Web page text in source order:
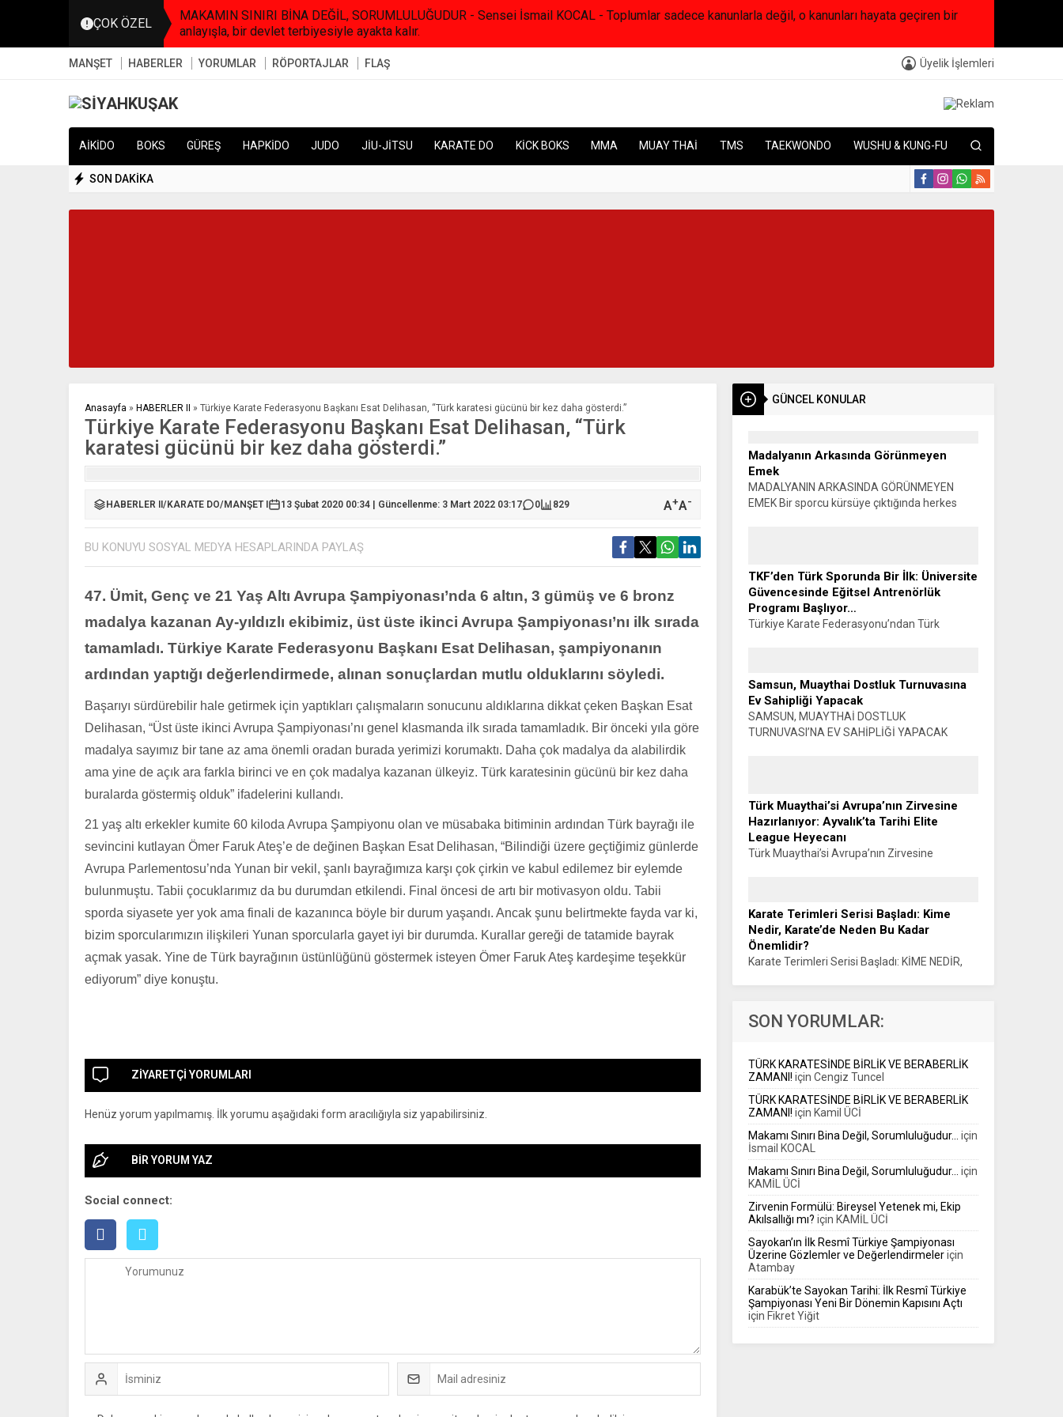
ÇOK ÖZEL
MAKAMIN SINIRI BİNA DEĞİL, SORUMLULUĞUDUR - Sensei İsmail KOCAL - Toplumlar sadece kanunlarla değil, o kanunları hayata geçiren bir
anlayışla, bir devlet terbiyesiyle ayakta kalır.
MANŞET HABERLER YORUMLAR RÖPORTAJLAR FLAŞ Üyelik İşlemleri
AİKİDO BOKS GÜREŞ HAPKİDO JUDO JİU-JİTSU KARATE DO KİCK BOKS MMA MUAY THAİ TMS TAEKWONDO WUSHU & KUNG-FU
SON DAKİKA
GÜNCEL KONULAR
Madalyanın Arkasında Görünmeyen
Emek
MADALYANIN ARKASINDA GÖRÜNMEYEN
EMEK Bir sporcu kürsüye çıktığında herkes
TKF’den Türk Sporunda Bir İlk: Üniversite
Güvencesinde Eğitsel Antrenörlük
Programı Başlıyor…
Türkiye Karate Federasyonu’ndan Türk
SİYAHKUŞAK Türkiye Karate Federasyonu ile
Manisa Celal Bayar...
Samsun, Muaythai Dostluk Turnuvasına
Ev Sahipliği Yapacak
SAMSUN, MUAYTHAİ DOSTLUK
TURNUVASI’NA EV SAHİPLİĞİ YAPACAK
Türk Muaythai’si Avrupa’nın Zirvesine
Hazırlanıyor: Ayvalık’ta Tarihi Elite
League Heyecanı
Türk Muaythai’si Avrupa’nın Zirvesine
organizasyonlardaki yükselişini Avrupa’nın en
prestijli organizasyonlarından biriyle
sürdürüyor....
Karate Terimleri Serisi Başladı: Kime
Nedir, Karate’de Neden Bu Kadar
Önemlidir?
Karate Terimleri Serisi Başladı: KİME NEDİR,
aktarmayı amaçlayan...
SON YORUMLAR:
TÜRK KARATESİNDE BİRLİK VE BERABERLİK
ZAMANI! için Cengiz Tuncel
TÜRK KARATESİNDE BİRLİK VE BERABERLİK
ZAMANI! için Kamil ÜCİ
Makamı Sınırı Bina Değil, Sorumluluğudur… için
İsmail KOCAL
Makamı Sınırı Bina Değil, Sorumluluğudur… için
KAMİL ÜCİ
Zirvenin Formülü: Bireysel Yetenek mi, Ekip
Akılsallığı mı? için KAMİL ÜCİ
Sayokan’ın İlk Resmî Türkiye Şampiyonası
Üzerine Gözlemler ve Değerlendirmeleriçin
Atambay
Karabük’te Sayokan Tarihi: İlk Resmî Türkiye
Şampiyonası Yeni Bir Dönemin Kapısını Açtı
için Fikret Yiğit
Anasayfa » HABERLER II » Türkiye Karate Federasyonu Başkanı Esat Delihasan, “Türk karatesi gücünü bir kez daha gösterdi.”
Türkiye Karate Federasyonu Başkanı Esat Delihasan, “Türk
karatesi gücünü bir kez daha gösterdi.”
HABERLER II /KARATE DO/MANŞET I 13 Şubat 2020 00:34 | Güncellenme: 3 Mart 2022 03:17 0 829 A+A-
BU KONUYU SOSYAL MEDYA HESAPLARINDA PAYLAŞ
47. Ümit, Genç ve 21 Yaş Altı Avrupa Şampiyonası’nda 6 altın, 3 gümüş ve 6 bronz
madalya kazanan Ay-yıldızlı ekibimiz, üst üste ikinci Avrupa Şampiyonası’nı ilk sırada
tamamladı. Türkiye Karate Federasyonu Başkanı Esat Delihasan, şampiyonanın
ardından yaptığı değerlendirmede, alınan sonuçlardan mutlu olduklarını söyledi.
Başarıyı sürdürebilir hale getirmek için yaptıkları çalışmaların sonucunu aldıklarına dikkat çeken Başkan Esat
Delihasan, “Üst üste ikinci Avrupa Şampiyonası’nı genel klasmanda ilk sırada tamamladık. Bir önceki yıla göre
madalya sayımız bir tane az ama önemli oradan burada yerimizi korumaktı. Daha çok madalya da alabilirdik
ama yine de açık ara farkla birinci ve en çok madalya kazanan ülkeyiz. Türk karatesinin gücünü bir kez daha
buralarda göstermiş olduk” ifadelerini kullandı.
21 yaş altı erkekler kumite 60 kiloda Avrupa Şampiyonu olan ve müsabaka bitiminin ardından Türk bayrağı ile
sevincini kutlayan Ömer Faruk Ateş’e de değinen Başkan Esat Delihasan, “Bilindiği üzere geçtiğimiz günlerde
Avrupa Parlementosu’nda Yunan bir vekil, şanlı bayrağımıza karşı çok çirkin ve kabul edilemez bir eylemde
bulunmuştu. Tabii çocuklarımız da bu durumdan etkilendi. Final öncesi de artı bir motivasyon oldu. Tabii
sporda siyasete yer yok ama finali de kazanınca böyle bir durum yaşandı. Ancak şunu belirtmekte fayda var ki,
bizim sporcularımızın ilişkileri Yunan sporcularla gayet iyi bir durumda. Kurallar gereği de tatamide bayrak
açmak yasak. Yine de Türk bayrağının üstünlüğünü göstermek isteyen Ömer Faruk Ateş kardeşime teşekkür
ediyorum” diye konuştu.
ZİYARETÇİ YORUMLARI
Henüz yorum yapılmamış. İlk yorumu aşağıdaki form aracılığıyla siz yapabilirsiniz.
BİR YORUM YAZ
Social connect: